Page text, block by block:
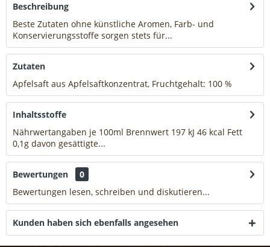
Beschreibung
Beste Zutaten ohne künstliche Aromen, Farb- und
Konservierungsstoffe sorgen stets für...
Zutaten
Apfelsaft aus Apfelsaftkonzentrat, Fruchtgehalt: 100 %
Inhaltsstoffe
Nährwertangaben je 100ml Brennwert 197 kJ 46 kcal Fett
0,1g davon gesättigte...
Bewertungen
0
Bewertungen lesen, schreiben und diskutieren...
Kunden haben sich ebenfalls angesehen